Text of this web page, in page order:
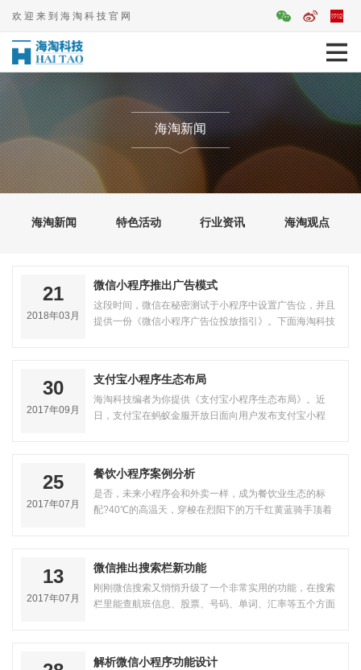
欢迎来到海淘科技官网
海淘新闻
海淘新闻 特色活动 行业资讯 海淘观点
21
2018年03月
微信小程序推出广告模式
这段时间，微信在秘密测试于小程序中设置广告位，并且
提供一份《微信小程序广告位投放指引》。下面海淘科技
30
2017年09月
支付宝小程序生态布局
海淘科技编者为你提供《支付宝小程序生态布局》。近
日，支付宝在蚂蚁金服开放日面向用户发布支付宝小程
25
2017年07月
餐饮小程序案例分析
是否，未来小程序会和外卖一样，成为餐饮业生态的标
配?40℃的高温天，穿梭在烈阳下的万千红黄蓝骑手顶着
13
2017年07月
微信推出搜索栏新功能
刚刚微信搜索又悄悄升级了一个非常实用的功能，在搜索
栏里能查航班信息、股票、号码、单词、汇率等五个方面
解析微信小程序功能设计